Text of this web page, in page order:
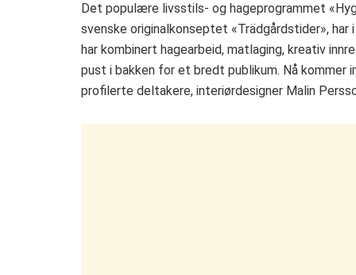
Det populære livsstils- og hageprogrammet
svenske originalkonseptet «Trädgårdstider»,
har kombinert hagearbeid, matlaging, kreativ
pust i bakken for et bredt publikum. Nå kommer
profilerte deltakere, interiørdesigner Malin